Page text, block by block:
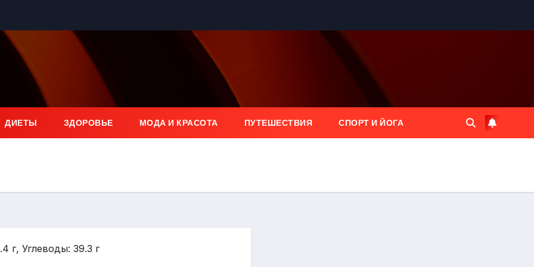
ДИЕТЫ ЗДОРОВЬЕ МОДА И КРАСОТА ПУТЕШЕСТВИЯ СПОРТ И ЙОГА
г, Углеводы: 39.3 г